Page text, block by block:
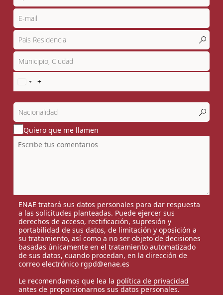
Quiero que me llamen
ENAE tratará sus datos personales para dar respuesta
a las solicitudes planteadas. Puede ejercer sus
derechos de acceso, rectificación, supresión y
portabilidad de sus datos, de limitación y oposición a
su tratamiento, así como a no ser objeto de decisiones
basadas únicamente en el tratamiento automatizado
de sus datos, cuando procedan, en la dirección de
correo electrónico rgpd@enae.es
Le recomendamos que lea la política de privacidad
antes de proporcionarnos sus datos personales.